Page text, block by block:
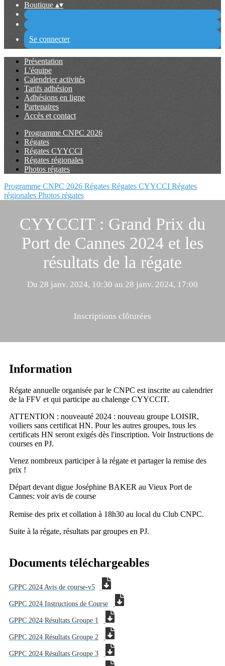
Boutique ▴▾
Se connecter
Présentation
L'équipe
Calendrier activités
Tarifs adhésion
Adhésions en ligne
Partenaires
Accès et contact
Programme CNPC 2026
Régates
Régates CYYCCI
Régates régionales
Photos régates
Programme CNPC 2026 Régates Régates CYYCCI Régates
régionales Photos régates
CYYCCIT : Grand Prix du
Port de Cannes 2024 et les
résultats de la régate
Du 28 janv. 2024, 10:30 au 28 janv. 2024, 17:00
Inscriptions clôturées
Information
Régate annuelle organisée par le CNPC est inscrite au calendrier
de la FFV et qui participe au chalenge CYYCCIT.
ATTENTION : nouveauté 2024 : nouveau groupe LOISIR,
voiliers sans certificat HN. Pour les autres groupes, tous les
certificats HN seront exigés dès l'inscription. Voir Instructions de
courses en PJ.
Venez nombreux participer à la régate et partager la remise des
prix !
Départ devant digue Joséphine BAKER au Vieux Port de
Cannes: voir avis de course
Remise des prix et collation à 18h30 au local du Club CNPC.
Suite à la régate, résultats par groupes en PJ.
Documents téléchargeables
GPPC 2024 Avis de course-v5
GPPC 2024 Instructions de Course
GPPC 2024 Résultats Groupe 1
GPPC 2024 Résultats Groupe 2
GPPC 2024 Résultats Groupe 3